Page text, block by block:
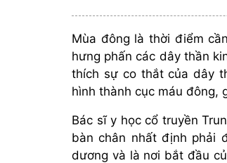
Mùa đông là thời điểm
hưng phấn các dây thần
thích sự co thắt của dây
hình thành cục máu đông,
Bác sĩ y học cổ truyền
bàn chân nhất định phải
dương và là nơi bắt đầu